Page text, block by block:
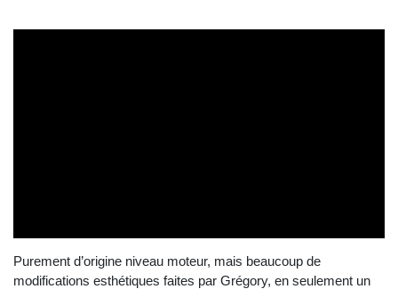
Purement d’origine niveau moteur, mais beaucoup de
modifications esthétiques faites par Grégory, en seulement un